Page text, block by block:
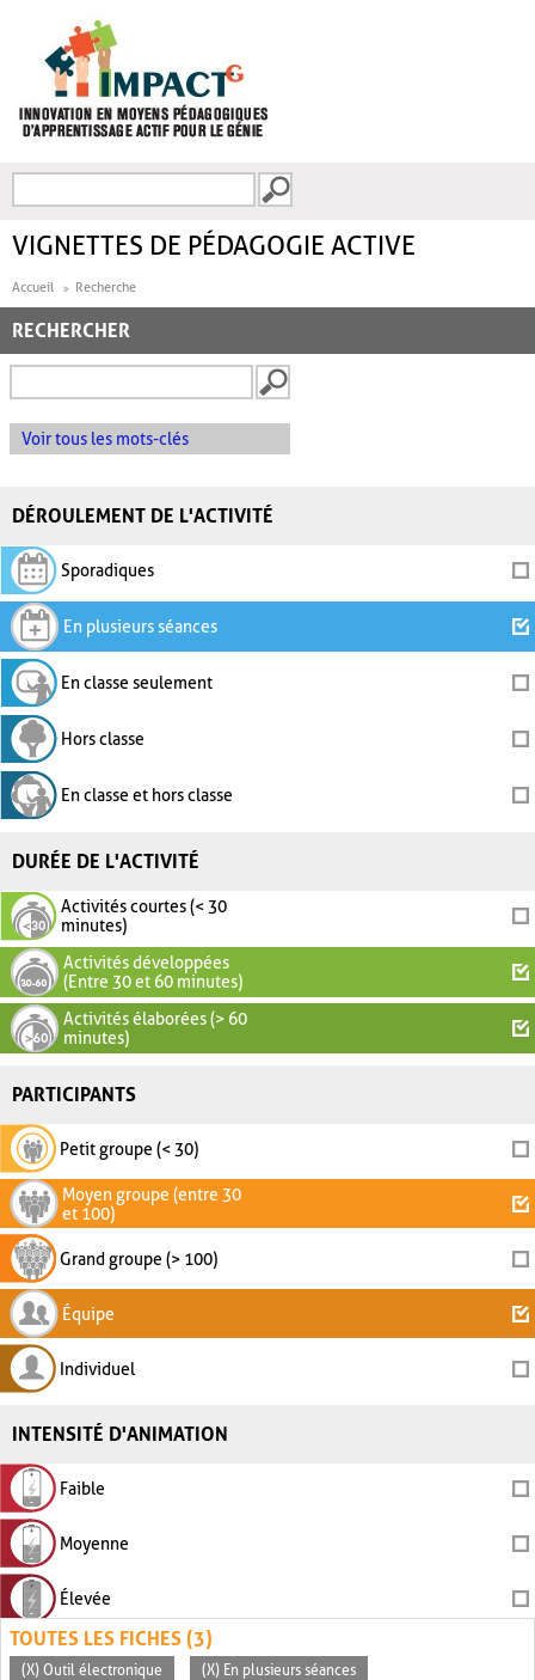
FORMULAIRE DE
VIGNETTES DE PÉDAGOGIE ACTIVE
Accueil Recherche
RECHERCHER
Voir tous les mots-clés
DÉROULEMENT DE L'ACTIVITÉ
Sporadiques
En plusieurs séances
En classe seulement
Hors classe
En classe et hors classe
DURÉE DE L'ACTIVITÉ
Activités courtes (< 30
minutes)
Activités développées
(Entre 30 et 60 minutes)
Activités élaborées (> 60
minutes)
PARTICIPANTS
Petit groupe (< 30)
Moyen groupe (entre 30
et 100)
Grand groupe (> 100)
Équipe
Individuel
INTENSITÉ D'ANIMATION
Faible
Moyenne
Élevée
TOUTES LES FICHES (3)
(X) Outil électronique (X) En plusieurs séances